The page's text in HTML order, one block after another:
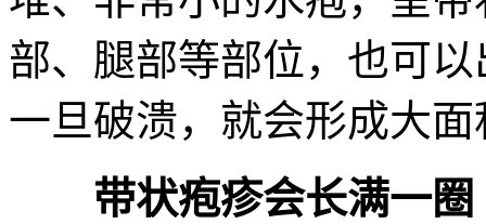
部、腿部等部位，也可
一旦破溃，就会形成大
带状疱疹会长满一圈